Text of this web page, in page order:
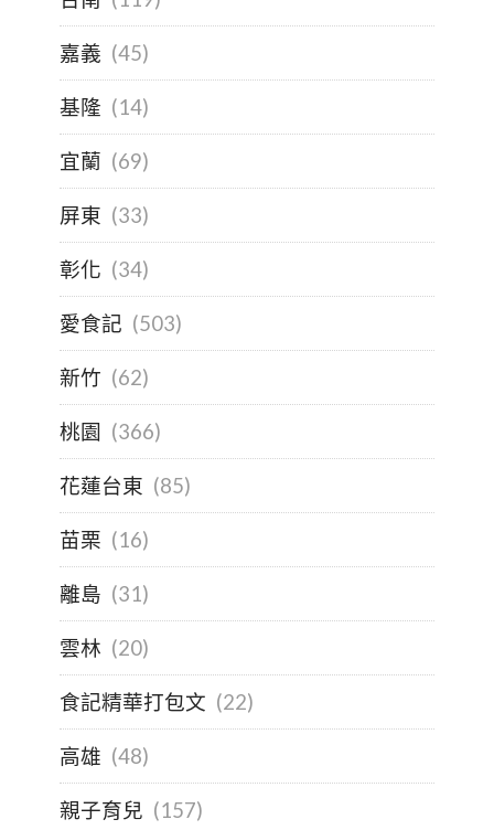
嘉義 (45)
基隆 (14)
宜蘭 (69)
屏東 (33)
彰化 (34)
愛食記 (503)
新竹 (62)
桃園 (366)
花蓮台東 (85)
苗栗 (16)
離島 (31)
雲林 (20)
食記精華打包文 (22)
高雄 (48)
親子育兒 (157)